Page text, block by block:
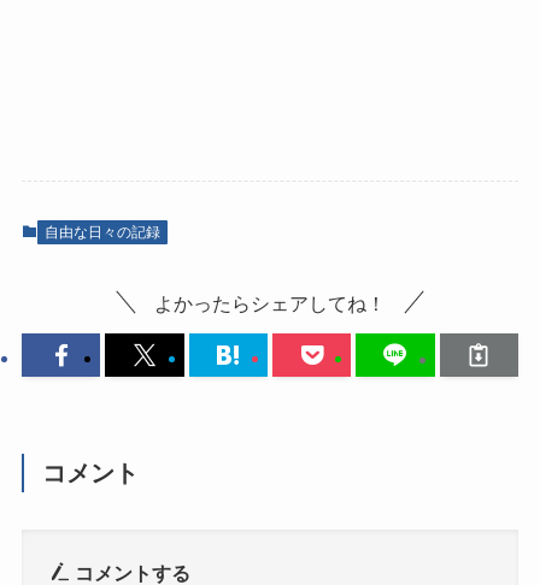
自由な日々の記録
よかったらシェアしてね！
コメント
コメントする